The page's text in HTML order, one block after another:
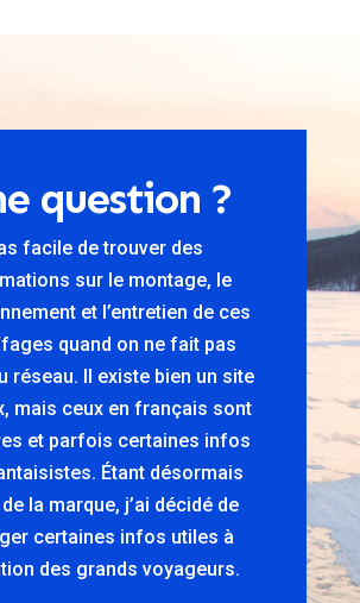
question ?
facile de trouver des
sur le montage, le
et l’entretien de ces
quand on ne fait pas
réseau. Il existe bien un site
mais ceux en français sont
et parfois certaines infos
Étant désormais
la marque, j’ai décidé de
certaines infos utiles à
des grands voyageurs.